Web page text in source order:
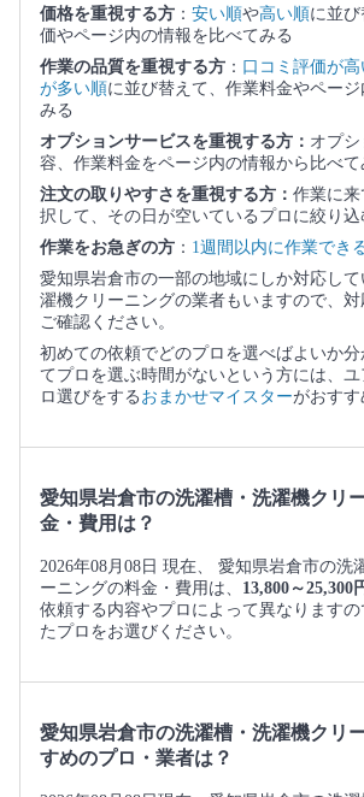
価格を重視する方 ： 安い順や高い順に並
価やページ内の情報を比べてみる
作業の品質を重視する方 ： 口コミ評価が
が多い順に並び替えて、作業料金やペー
みる
オプションサービスを重視する方： オプ
容、作業料金をページ内の情報から比べて
注文の取りやすさを重視する方： 作業に
択して、その日が空いているプロに絞り込
作業をお急ぎの方 ： 1週間以内に作業でき
愛知県岩倉市の一部の地域にしか対応し
濯機クリーニングの業者もいますので、
ご確認ください。
初めての依頼でどのプロを選べばよいか分
てプロを選ぶ時間がないという方には、
ロ選びをする おまかせマイスターがおすす
愛知県岩倉市の洗濯槽・洗濯機クリ
金・費用は？
2026年08月08日 現在、 愛知県岩倉市の洗
ーニングの料金・費用は、 13,800～25,300
依頼する内容やプロによって異なります
たプロをお選びください。
愛知県岩倉市の洗濯槽・洗濯機クリ
すめのプロ・業者は？